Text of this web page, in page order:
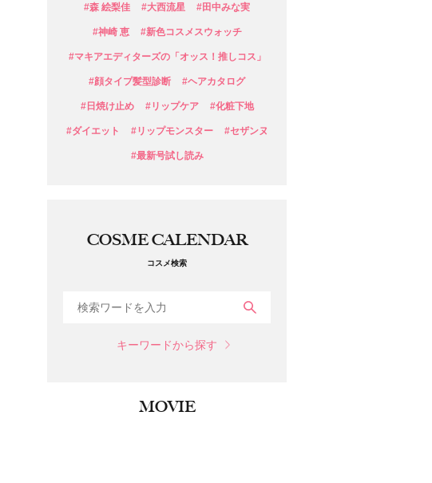
#森 絵梨佳 #大西流星 #田中みな実
#神崎 恵 #新色コスメスウォッチ
#マキアエディターズの「オッス！推しコス」
#顔タイプ髪型診断 #ヘアカタログ
#日焼け止め #リップケア #化粧下地
#ダイエット #リップモンスター #セザンヌ
#最新号試し読み
COSME CALENDAR
コスメ検索
キーワードから探す
MOVIE